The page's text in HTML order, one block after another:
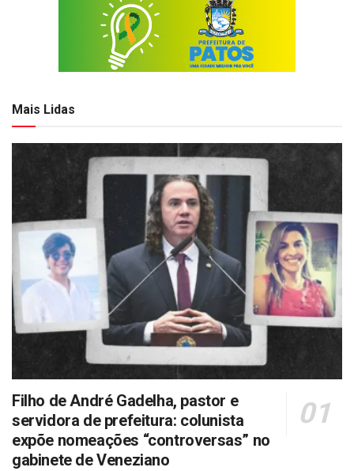
Mais Lidas
Filho de André Gadelha, pastor e
servidora de prefeitura: colunista
expõe nomeações “controversas” no
gabinete de Veneziano